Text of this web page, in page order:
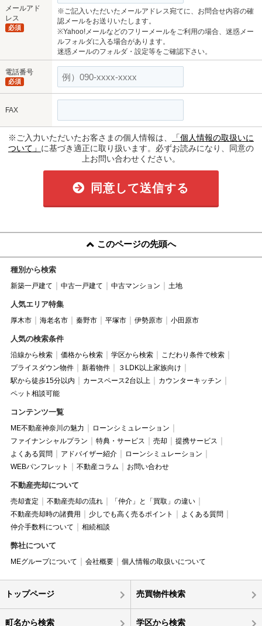
メールアド
レス
必須
※ご記入いただいたメールアドレス宛てに、お問合せ内容の確
認メールをお送りいたします。
※Yahoo!メールなどのフリーメールをご利用の場合、迷惑メー
ルフォルダに入る場合があります。
迷惑メールのフォルダ・設定等をご確認下さい。
電話番号
必須
FAX
※ご入力いただいたお客さまの個人情報は、
「個人情報の取扱いに
ついて」 に基づき適正に取り扱います。必ずお読みになり、同意の
上お問い合わせください。
同意して送信する
このページの先頭へ
種別から検索
新築一戸建て 中古一戸建て 中古マンション 土地
人気エリア特集
厚木市 海老名市 秦野市 平塚市 伊勢原市 小田原市
人気の検索条件
沿線から検索 価格から検索 学区から検索
こだわり条件で検索
プライスダウン物件
新着物件
３LDK以上家族向け
駅から徒歩15分以内
カースペース2台以上
カウンターキッチン
ペット相談可能
コンテンツ一覧
ME不動産神奈川の魅力
ローンシミュレーション
ファイナンシャルプラン
特典・サービス 売却
提携サービス
よくある質問
アドバイザー紹介
ローンシミュレーション
WEBパンフレット
不動産コラム お問い合わせ
不動産売却について
売却査定 不動産売却の流れ
「仲介」と「買取」の違い
不動産売却時の諸費用
少しでも高く売るポイント
よくある質問
仲介手数料について
相続相談
弊社について
MEグループについて 会社概要 個人情報の取扱いについて
トップページ 売買物件検索
町名から検索 学区から検索